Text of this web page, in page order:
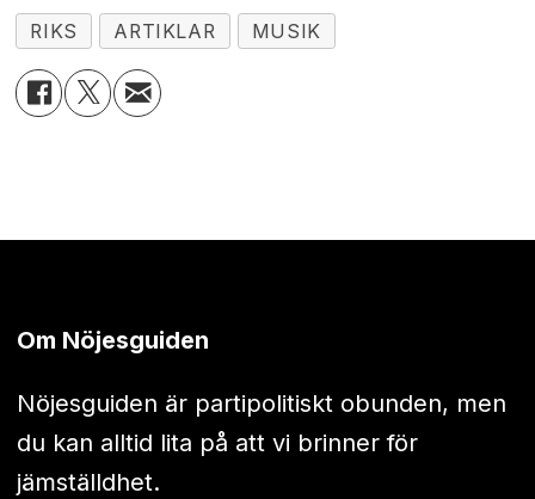
RIKS ARTIKLAR MUSIK
Om Nöjesguiden
Nöjesguiden är partipolitiskt obunden, men
du kan alltid lita på att vi brinner för
jämställdhet.